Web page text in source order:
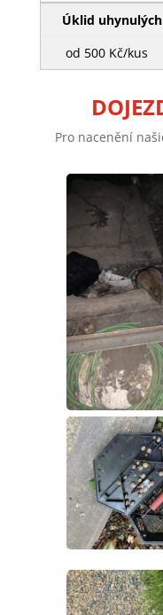
Úklid
od 500 Kč/kus
Pro nacenění